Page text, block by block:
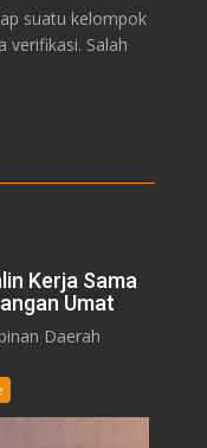
suatu kelompok
verifikasi. Salah
Kerja Sama
Umat
Daerah